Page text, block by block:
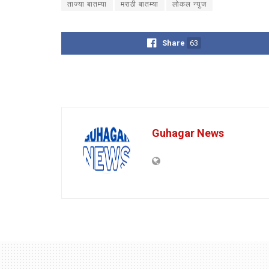
ताज्या बातम्या मराठी बातम्या लोकल न्युज
Share 63
Guhagar News